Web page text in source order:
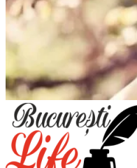
Meniu
principal